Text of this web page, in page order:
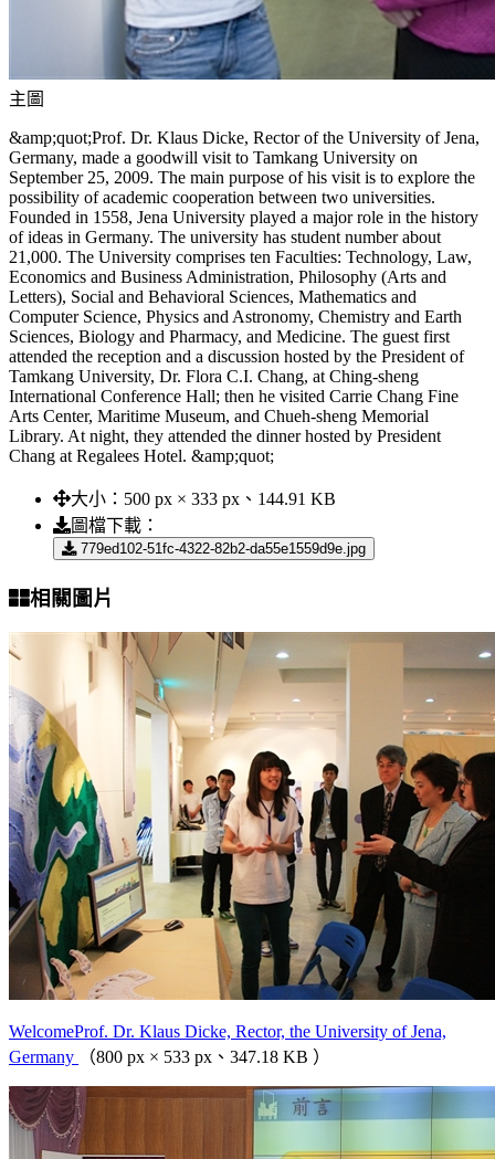
主圖
&amp;quot;Prof. Dr. Klaus Dicke, Rector of the University of Jena,
Germany, made a goodwill visit to Tamkang University on
September 25, 2009. The main purpose of his visit is to explore the
possibility of academic cooperation between two universities.
Founded in 1558, Jena University played a major role in the history
of ideas in Germany. The university has student number about
21,000. The University comprises ten Faculties: Technology, Law,
Economics and Business Administration, Philosophy (Arts and
Letters), Social and Behavioral Sciences, Mathematics and
Computer Science, Physics and Astronomy, Chemistry and Earth
Sciences, Biology and Pharmacy, and Medicine. The guest first
attended the reception and a discussion hosted by the President of
Tamkang University, Dr. Flora C.I. Chang, at Ching-sheng
International Conference Hall; then he visited Carrie Chang Fine
Arts Center, Maritime Museum, and Chueh-sheng Memorial
Library. At night, they attended the dinner hosted by President
Chang at Regalees Hotel. &amp;quot;
大小： 500 px × 333 px、144.91 KB
圖檔下載：
779ed102-51fc-4322-82b2-da55e1559d9e.jpg
相關圖片
WelcomeProf. Dr. Klaus Dicke, Rector, the University of Jena,
Germany
（800 px × 533 px、347.18 KB ）